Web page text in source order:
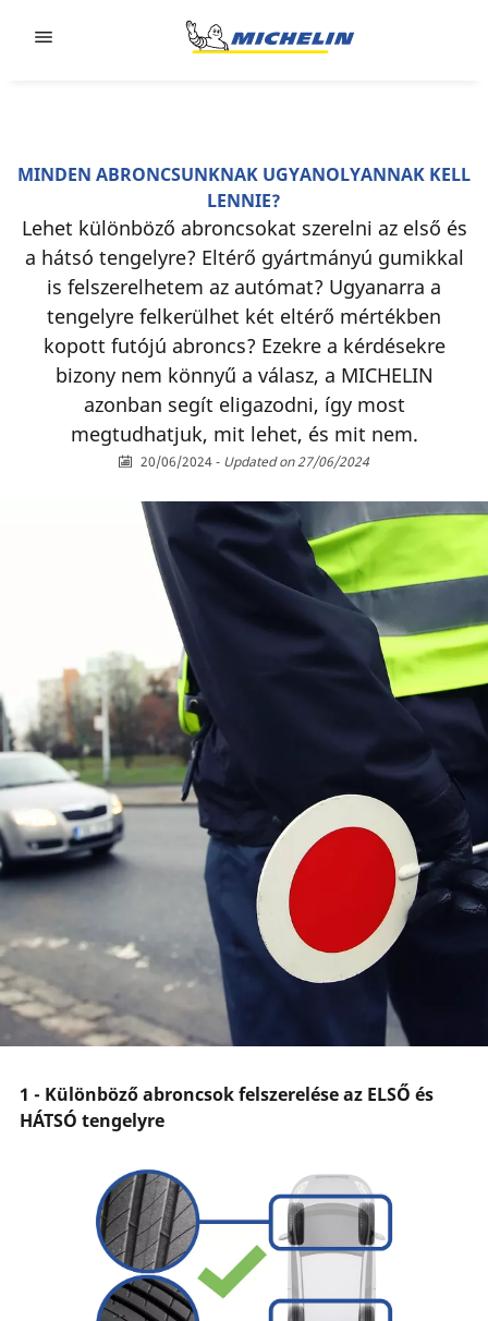
MINDEN ABRONCSUNKNAK UGYANOLYANNAK KELL
LENNIE?
Lehet különböző abroncsokat szerelni az első és
a hátsó tengelyre? Eltérő gyártmányú gumikkal
is felszerelhetem az autómat? Ugyanarra a
tengelyre felkerülhet két eltérő mértékben
kopott futójú abroncs? Ezekre a kérdésekre
bizony nem könnyű a válasz, a MICHELIN
azonban segít eligazodni, így most
megtudhatjuk, mit lehet, és mit nem.
20/06/2024- Updated on 27/06/2024
1 - Különböző abroncsok felszerelése az ELSŐ és
HÁTSÓ tengelyre